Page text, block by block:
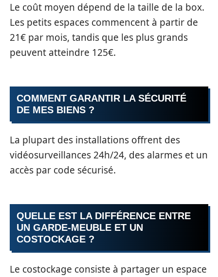
Le coût moyen dépend de la taille de la box.
Les petits espaces commencent à partir de
21€ par mois, tandis que les plus grands
peuvent atteindre 125€.
COMMENT GARANTIR LA SÉCURITÉ
DE MES BIENS ?
La plupart des installations offrent des
vidéosurveillances 24h/24, des alarmes et un
accès par code sécurisé.
QUELLE EST LA DIFFÉRENCE ENTRE
UN GARDE-MEUBLE ET UN
COSTOCKAGE ?
Le costockage consiste à partager un espace